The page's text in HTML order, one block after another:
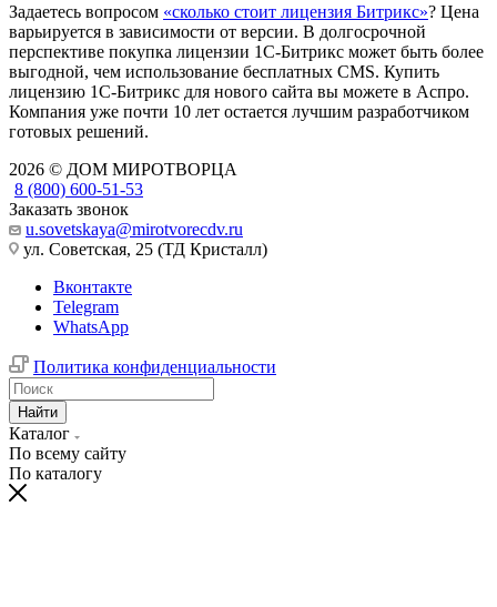
Задаетесь вопросом «сколько стоит лицензия Битрикс»? Цена
варьируется в зависимости от версии. В долгосрочной
перспективе покупка лицензии 1С-Битрикс может быть более
выгодной, чем использование бесплатных CMS. Купить
лицензию 1С-Битрикс для нового сайта вы можете в Аспро.
Компания уже почти 10 лет остается лучшим разработчиком
готовых решений.
2026 © ДОМ МИРОТВОРЦА
8 (800) 600-51-53
Заказать звонок
u.sovetskaya@mirotvorecdv.ru
ул. Советская, 25 (ТД Кристалл)
Вконтакте
Telegram
WhatsApp
Политика конфиденциальности
Найти
Каталог
По всему сайту
По каталогу